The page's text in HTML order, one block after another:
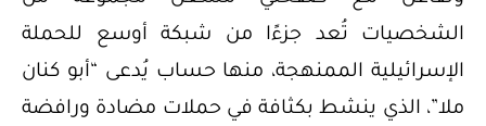
الشخصيات تُعد جزءًا من شبكة أوسع للحملة
الإسرائيلية الممنهجة، منها حساب يُدعى “أبو كنان
ملا”، الذي ينشط بكثافة في حملات مضادة ورافضة